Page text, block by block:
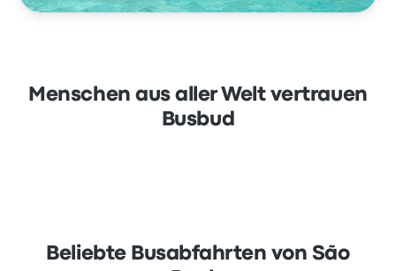
Menschen aus aller Welt vertrauen
Busbud
Beliebte Busabfahrten von São